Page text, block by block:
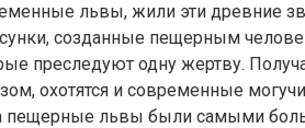
львы, жили эти древние
созданные пещерным
преследуют одну жертву.
охотятся и современные
пещерные львы были самыми